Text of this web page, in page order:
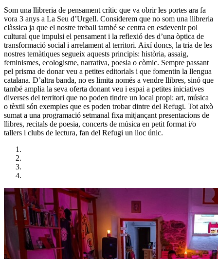
Som una llibreria de pensament crític que va obrir les portes ara fa
vora 3 anys a La Seu d’Urgell. Considerem que no som una llibreria
clàssica ja que el nostre treball també se centra en esdevenir pol
cultural que impulsi el pensament i la reflexió des d’una òptica de
transformació social i arrelament al territori. Així doncs, la tria de les
nostres temàtiques segueix aquests principis: història, assaig,
feminismes, ecologisme, narrativa, poesia o còmic. Sempre passant
pel prisma de donar veu a petites editorials i que fomentin la llengua
catalana. D’altra banda, no es limita només a vendre llibres, sinó que
també amplia la seva oferta donant veu i espai a petites iniciatives
diverses del territori que no poden tindre un local propi: art, música
o tèxtil són exemples que es poden trobar dintre del Refugi. Tot això
sumat a una programació setmanal fixa mitjançant presentacions de
llibres, recitals de poesia, concerts de música en petit format i/o
tallers i clubs de lectura, fan del Refugi un lloc únic.